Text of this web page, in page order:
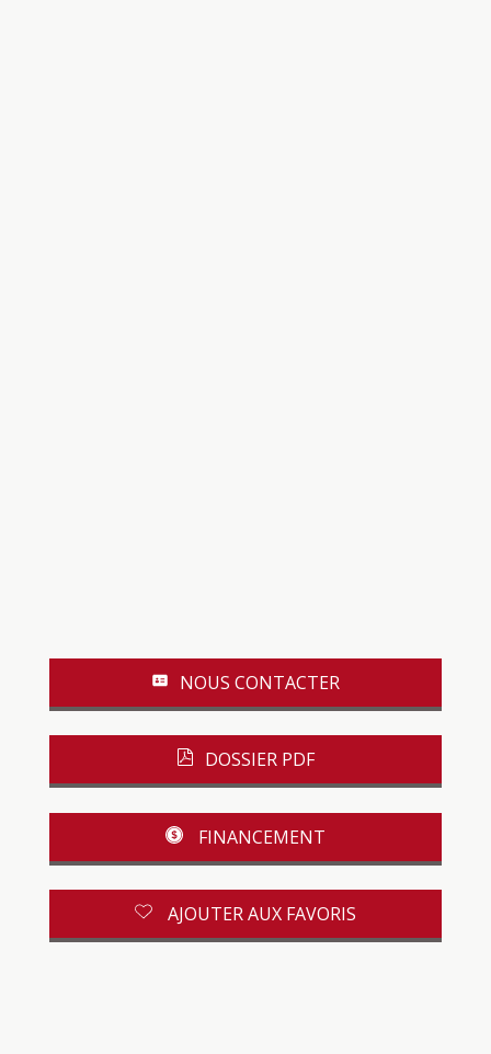
NOUS CONTACTER
DOSSIER PDF
FINANCEMENT
AJOUTER AUX FAVORIS